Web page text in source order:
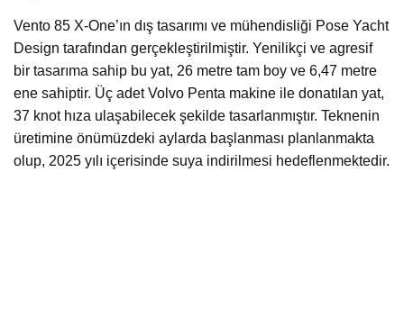
Vento 85 X-One’ın dış tasarımı ve mühendisliği Pose Yacht
Design tarafından gerçekleştirilmiştir. Yenilikçi ve agresif
bir tasarıma sahip bu yat, 26 metre tam boy ve 6,47 metre
ene sahiptir. Üç adet Volvo Penta makine ile donatılan yat,
37 knot hıza ulaşabilecek şekilde tasarlanmıştır. Teknenin
üretimine önümüzdeki aylarda başlanması planlanmakta
olup, 2025 yılı içerisinde suya indirilmesi hedeflenmektedir.